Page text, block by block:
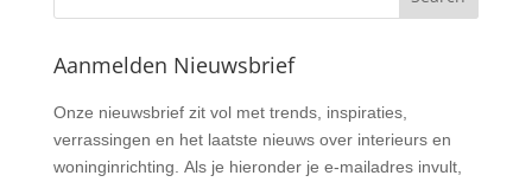
Aanmelden Nieuwsbrief
Onze nieuwsbrief zit vol met trends, inspiraties,
verrassingen en het laatste nieuws over interieurs en
woninginrichting. Als je hieronder je e-mailadres invult,